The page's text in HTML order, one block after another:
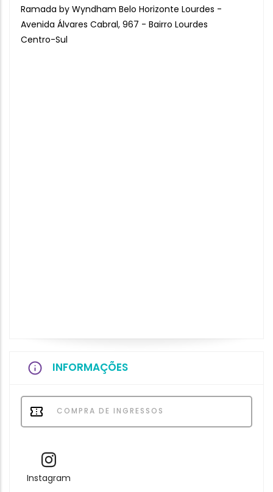
Ramada by Wyndham Belo Horizonte Lourdes -
Avenida Álvares Cabral, 967 - Bairro Lourdes
Centro-Sul
INFORMAÇÕES
COMPRA DE INGRESSOS
Instagram